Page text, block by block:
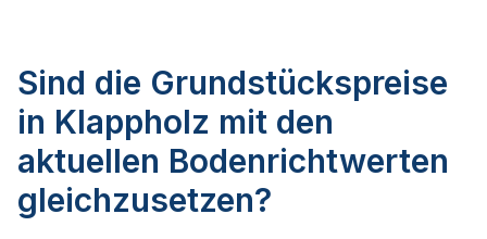
Sind die Grundstückspreise
in Klappholz mit den
aktuellen Bodenrichtwerten
gleichzusetzen?